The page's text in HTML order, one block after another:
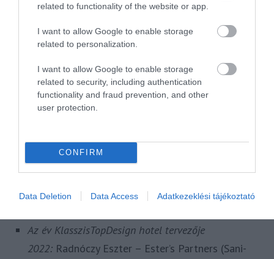
related to functionality of the website or app.
I want to allow Google to enable storage
related to personalization.
I want to allow Google to enable storage
related to security, including authentication
functionality and fraud prevention, and other
user protection.
CONFIRM
Data Deletion Data Access Adatkezeklési tájékoztató
Az év Klasszis TopDesign hotel lobbija 2022
Hotel Esztergom, Esztergom (Kroki Kft.)
BOTANIQ Turai Kastély, Tura (TRA Real Estates
Kft)
Az év Klasszis TopDesign szállodai kertje 2022:
Az év Klasszis TopDesign új szállodája 2022:
Crowne Plaza Hotel Budapest, Budapest (West
Az év KlasszisTopDesign hotel tervezője
2022: Radnóczy Eszter – Ester’s Partners (Sani-